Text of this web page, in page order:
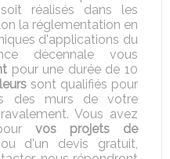
réalisés dans les
la réglementation en
d'applications du
décennale vous
pour une durée de 10
sont qualifiés pour
des murs de votre
Vous avez
vos projets de
d'un devis gratuit,